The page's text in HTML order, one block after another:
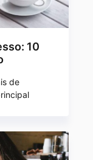
10
de